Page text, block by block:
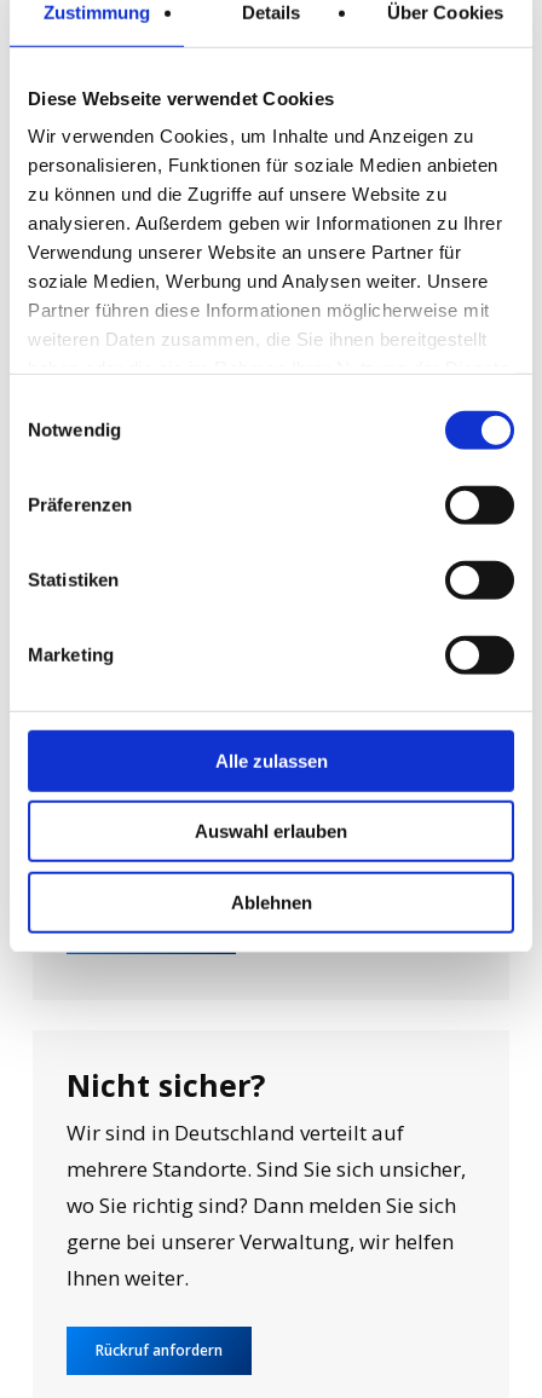
Zustimmung Details Über Cookies
Diese Webseite verwendet Cookies
Wir verwenden Cookies, um Inhalte und Anzeigen zu
personalisieren, Funktionen für soziale Medien anbieten
zu können und die Zugriffe auf unsere Website zu
analysieren. Außerdem geben wir Informationen zu Ihrer
Verwendung unserer Website an unsere Partner für
soziale Medien, Werbung und Analysen weiter. Unsere
Partner führen diese Informationen möglicherweise mit
weiteren Daten zusammen, die Sie ihnen bereitgestellt
Notwendig
Präferenzen
Statistiken
Marketing
Alle zulassen
Auswahl erlauben
Ablehnen
Telefon: +49 2131 / 40685-0
E-Mail schreiben
Standort Zwickau:
Gesellschaft für Ingenieurdienste mbH
Leipziger Straße 176
08058 Zwickau
Telefon: +49 375 / 30350611
E-Mail schreiben
Standort Dresden:
Gesellschaft für Ingenieurdienste mbH
Erna-Berger-Str. 17
01097 Dresden
Telefon: +49 351 / 212 908-0
E-Mail schreiben
Nicht sicher?
Wir sind in Deutschland verteilt auf
mehrere Standorte. Sind Sie sich unsicher,
wo Sie richtig sind? Dann melden Sie sich
gerne bei unserer Verwaltung, wir helfen
Ihnen weiter.
Rückruf anfordern